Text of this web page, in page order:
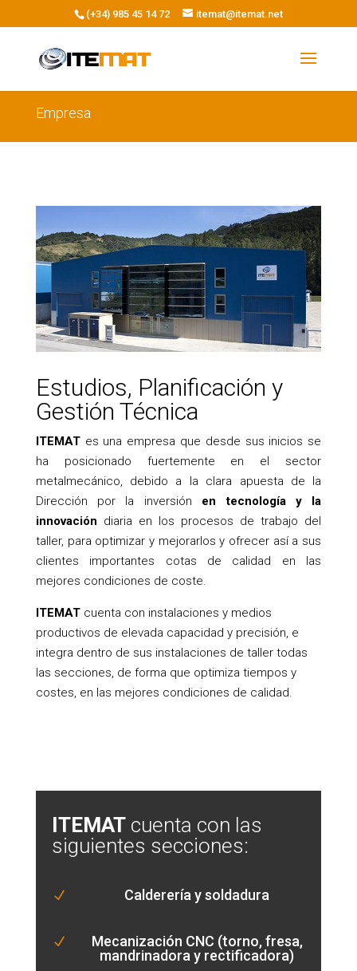
(+34) 985 45 14 72 itemat@itemat.net
Empresa
Estudios, Planificación y
Gestión Técnica
ITEMATes una empresa que desde sus inicios se
ha posicionado fuertemente en el sector
metalmecánico, debido a la clara apuesta de la
Dirección por la inversión en tecnología y la
innovación diaria en los procesos de trabajo del
taller, para optimizar y mejorarlos y ofrecer así a sus
clientes importantes cotas de calidad en las
mejores condiciones de coste.
ITEMATcuenta con instalaciones y medios
productivos de elevada capacidad y precisión, e
integra dentro de sus instalaciones de taller todas
las secciones, de forma que optimiza tiempos y
costes, en las mejores condiciones de calidad.
ITEMATcuenta con las
siguientes secciones:
N Calderería y soldadura
N
Mecanización CNC (torno, fresa,
mandrinadora y rectificadora)